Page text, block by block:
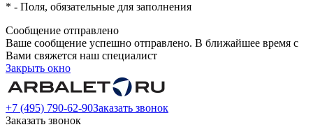
* - Поля, обязательные для заполнения
Сообщение отправлено
Ваше сообщение успешно отправлено. В ближайшее время с
Вами свяжется наш специалист
Закрыть окно
+7 (495) 790-62-90Заказать звонок
Заказать звонок